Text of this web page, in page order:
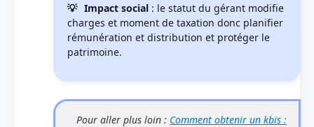
Impact social : le statut du gérant modifie
charges et moment de taxation donc planifier
rémunération et distribution et protéger le
patrimoine.
Pour aller plus loin : Comment obtenir un kbis :